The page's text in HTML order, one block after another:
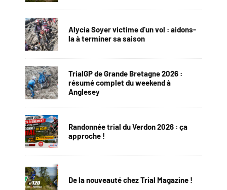
Alycia Soyer victime d’un vol : aidons-
la à terminer sa saison
TrialGP de Grande Bretagne 2026 :
résumé complet du weekend à
Anglesey
Randonnée trial du Verdon 2026 : ça
approche !
De la nouveauté chez Trial Magazine !